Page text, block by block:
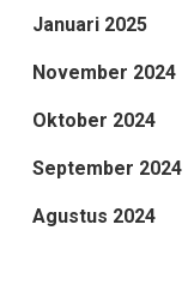
Januari 2025
November 2024
Oktober 2024
September 2024
Agustus 2024